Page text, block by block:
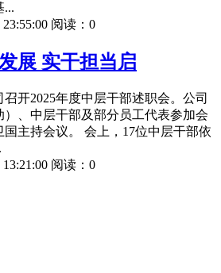
...
阅读：0
展 实干担当启
开2025年度中层干部述职会。公司
）、中层干部及部分员工代表参加会
主持会议。 会上，17位中层干部依
阅读：0